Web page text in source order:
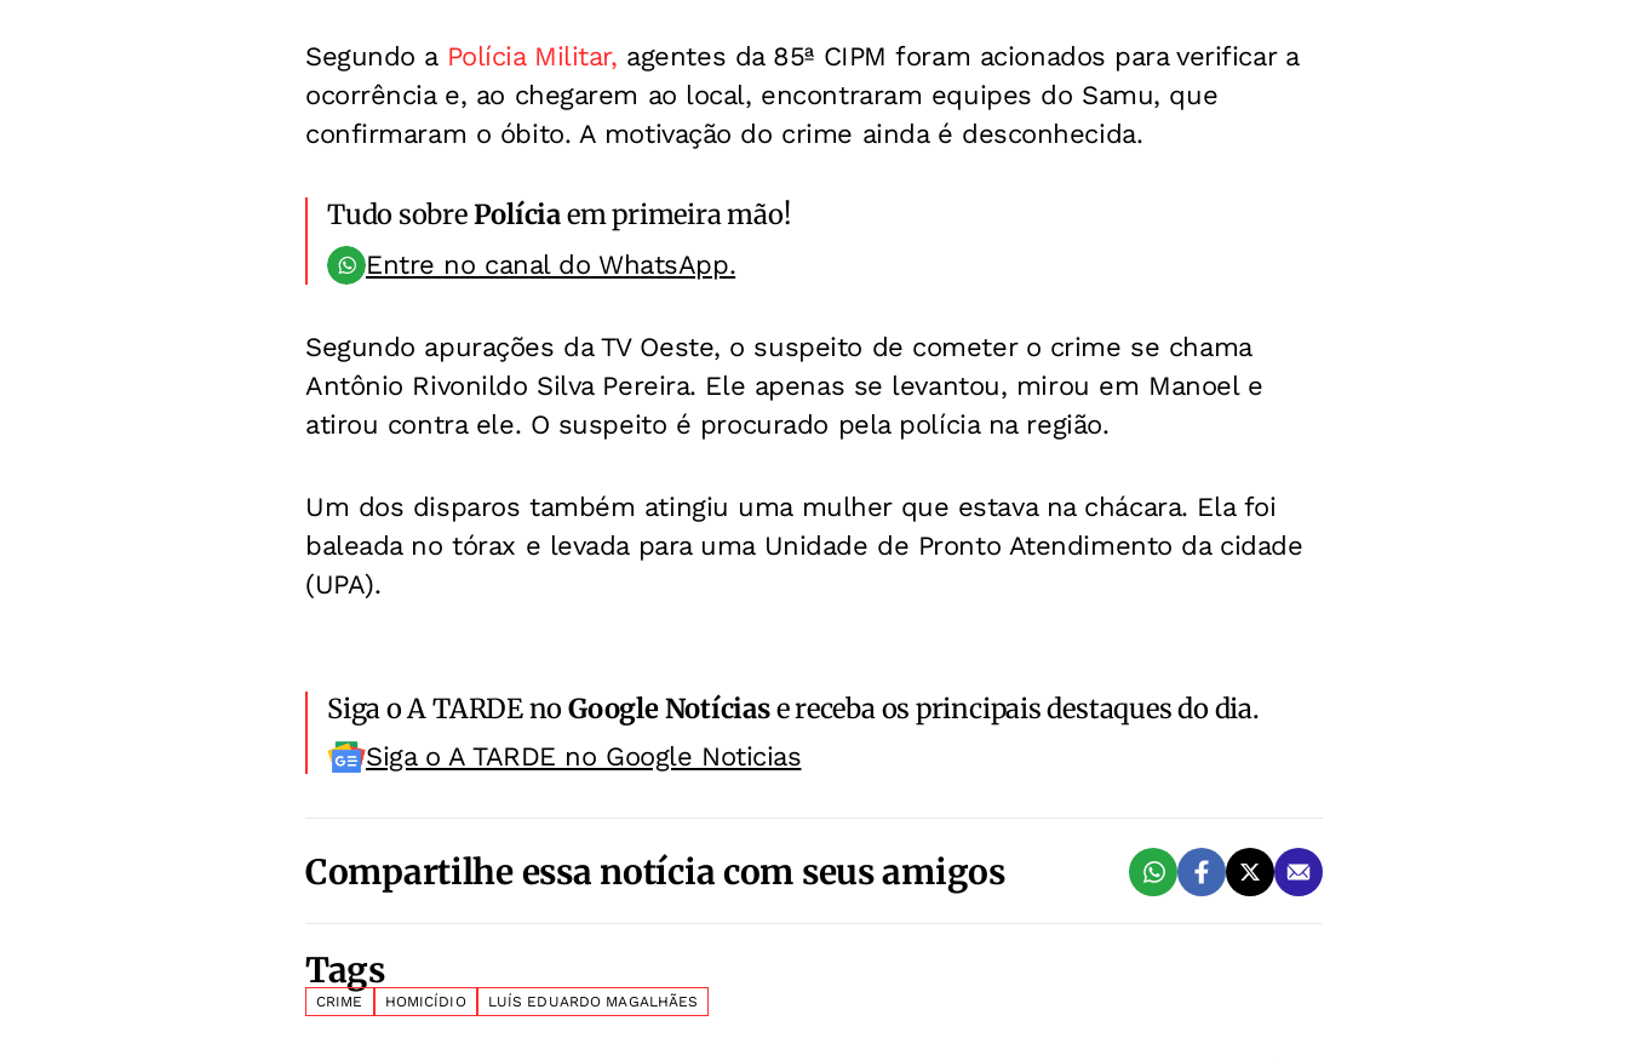
Segundo a Polícia Militar, agentes da 85ª CIPM foram acionados para verificar a
ocorrência e, ao chegarem ao local, encontraram equipes do Samu, que
confirmaram o óbito. A motivação do crime ainda é desconhecida.
Tudo sobrePolíciaem primeira mão!
Entre no canal do WhatsApp.
Segundo apurações da TV Oeste, o suspeito de cometer o crime se chama
Antônio Rivonildo Silva Pereira. Ele apenas se levantou, mirou em Manoel e
atirou contra ele. O suspeito é procurado pela polícia na região.
Um dos disparos também atingiu uma mulher que estava na chácara. Ela foi
baleada no tórax e levada para uma Unidade de Pronto Atendimento da cidade
(UPA).
Siga o A TARDE noGoogle Notíciase receba os principais destaques do dia.
Siga o A TARDE no Google Noticias
Compartilhe essa notícia com seus amigos
Tags
CRIME HOMICÍDIO LUÍS EDUARDO MAGALHÃES